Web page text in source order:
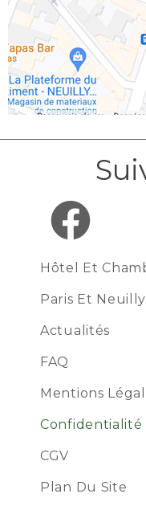
Hôtel Et
Paris Et Neuilly
Actualités
FAQ
Mentions
Confidentialité
CGV
Plan Du Site